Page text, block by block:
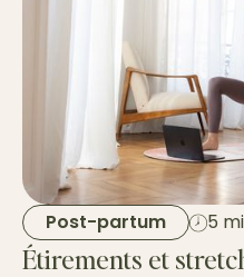
Post-partum 5
Étirements et